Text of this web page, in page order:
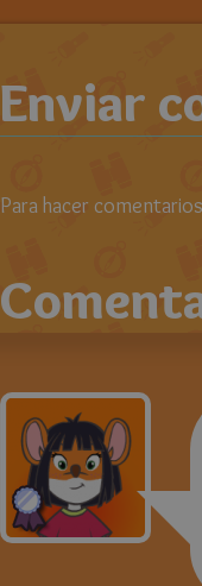
Enviar
Para hacer